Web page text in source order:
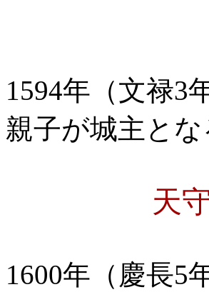
1594年（文禄3
親子が城主とな
天
1600年（慶長5